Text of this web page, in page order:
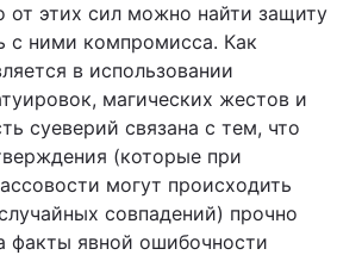
от этих сил можно найти защиту
с ними компромисса. Как
в использовании
магических жестов и
суеверий связана с тем, что
(которые при
могут происходить
совпадений) прочно
факты явной ошибочности